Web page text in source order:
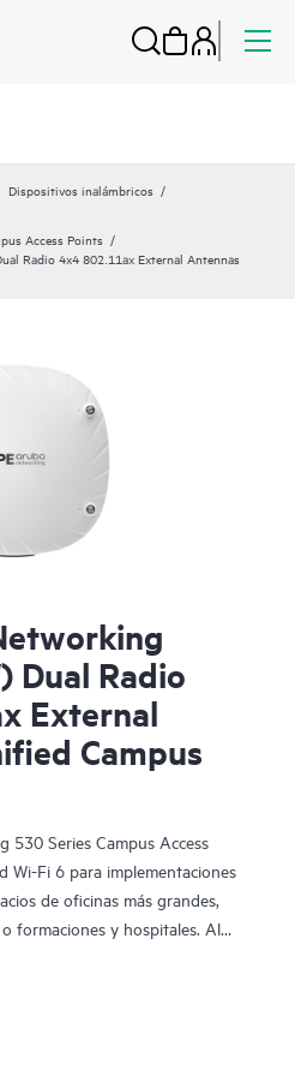
Dispositivos inalámbricos
Access Points
Radio 4x4 802.11ax External Antennas
Dual Radio
External
Campus
530 Series Campus Access
Wi-Fi 6 para implementaciones
de oficinas más grandes,
formaciones y hospitales. Al
ha diseñado sobre estándares
y Target Wait Time (TWT)